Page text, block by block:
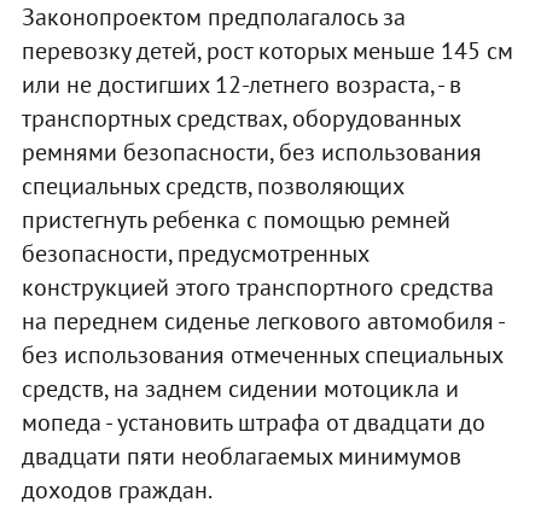
Законопроектом предполагалось за
перевозку детей, рост которых меньше 145 см
или не достигших 12-летнего возраста, - в
транспортных средствах, оборудованных
ремнями безопасности, без использования
специальных средств, позволяющих
пристегнуть ребенка с помощью ремней
безопасности, предусмотренных
конструкцией этого транспортного средства
на переднем сиденье легкового автомобиля -
без использования отмеченных специальных
средств, на заднем сидении мотоцикла и
мопеда - установить штрафа от двадцати до
двадцати пяти необлагаемых минимумов
доходов граждан.